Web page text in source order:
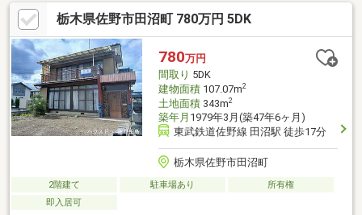
栃木県佐野市田沼町 780万円 5DK
780万円
間取り 5DK
建物面積107.07m2
土地面積343m2
築年月 1979年3月(築47年6ヶ月)
東武鉄道佐野線 田沼駅 徒歩17分
栃木県佐野市田沼町
2階建て 駐車場あり
所有権
即入居可